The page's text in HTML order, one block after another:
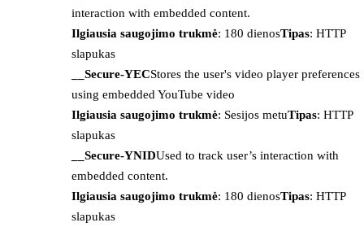
interaction with embedded content.
Ilgiausia saugojimo trukmė: 180 dienosTipas: HTTP
slapukas
__Secure-YECStores the user's video player preferences
using embedded YouTube video
Ilgiausia saugojimo trukmė: Sesijos metuTipas: HTTP
slapukas
__Secure-YNIDUsed to track user’s interaction with
embedded content.
Ilgiausia saugojimo trukmė: 180 dienosTipas: HTTP
slapukas